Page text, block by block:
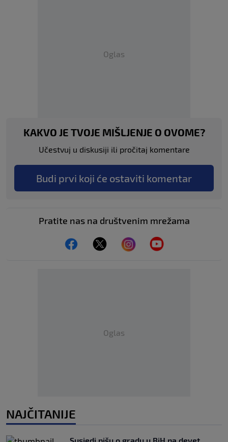
Oglas
KAKVO JE TVOJE MIŠLJENJE O OVOME?
Učestvuj u diskusiji ili pročitaj komentare
Budi prvi koji će ostaviti komentar
Pratite nas na društvenim mrežama
Oglas
NAJČITANIJE